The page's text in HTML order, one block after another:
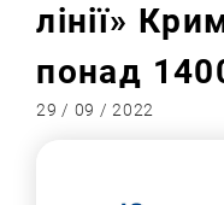
лінії»
понад
29 / 09 / 2022